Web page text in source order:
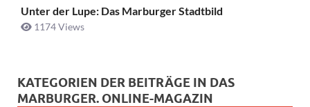
Unter der Lupe: Das Marburger Stadtbild
1174 Views
KATEGORIEN DER BEITRÄGE IN DAS
MARBURGER. ONLINE-MAGAZIN